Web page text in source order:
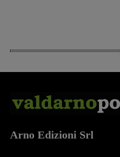
Arno Edizioni Srl